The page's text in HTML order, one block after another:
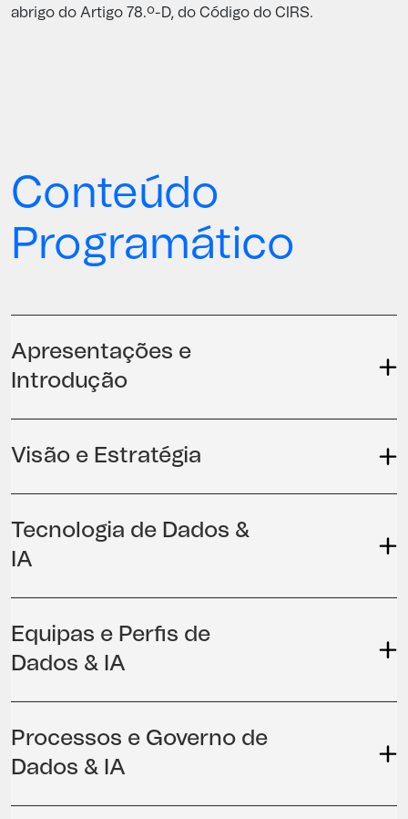
abrigo do Artigo 78.º-D, do Código do CIRS.
Conteúdo
Programático
Apresentações e
Introdução
Visão e Estratégia
Tecnologia de Dados &
IA
Equipas e Perfis de
Dados & IA
Processos e Governo de
Dados & IA